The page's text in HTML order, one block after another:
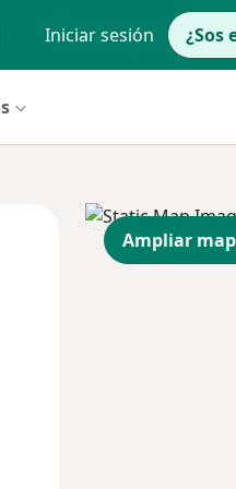
Iniciar sesión ¿Sos
Mié
12 Ago
Ampliar